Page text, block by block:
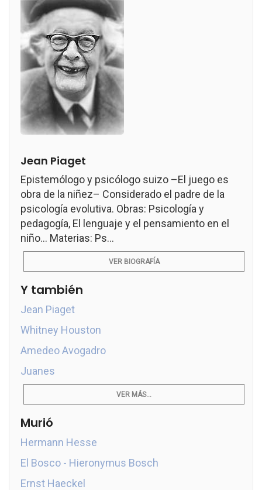
Jean Piaget
Epistemólogo y psicólogo suizo –El juego es
obra de la niñez– Considerado el padre de la
psicología evolutiva. Obras: Psicología y
pedagogía, El lenguaje y el pensamiento en el
niño... Materias: Ps...
VER BIOGRAFÍA
Y también
Jean Piaget
Whitney Houston
Amedeo Avogadro
Juanes
VER MÁS...
Murió
Hermann Hesse
El Bosco - Hieronymus Bosch
Ernst Haeckel